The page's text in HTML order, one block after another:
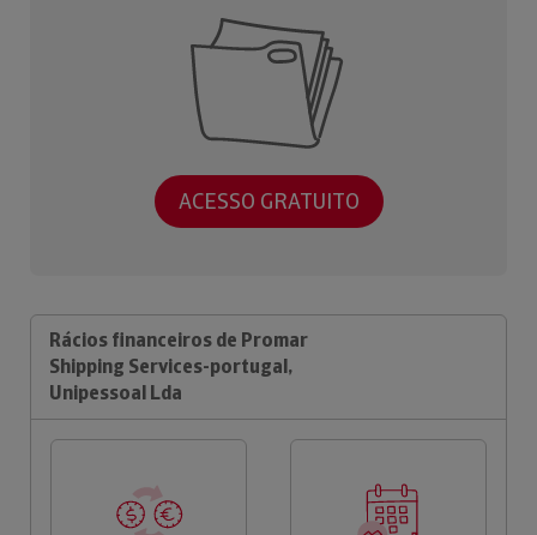
ACESSO GRATUITO
Rácios financeiros de Promar
Shipping Services-portugal,
Unipessoal Lda